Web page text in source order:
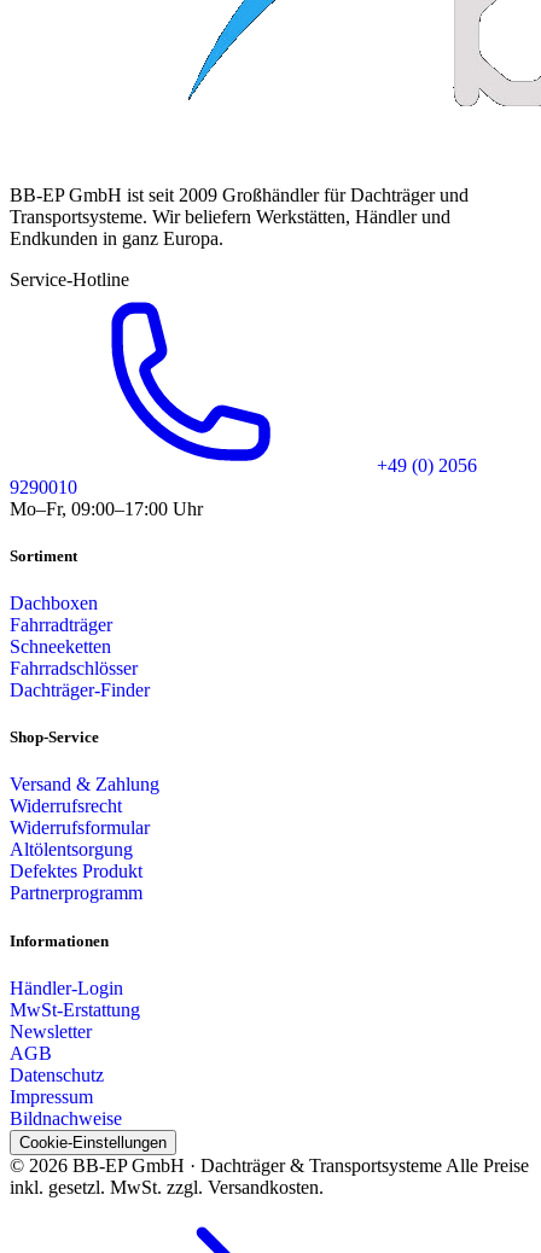
BB-EP GmbH ist seit 2009 Großhändler für Dachträger und
Transportsysteme. Wir beliefern Werkstätten, Händler und
Endkunden in ganz Europa.
Service-Hotline
+49 (0) 2056
9290010
Mo–Fr, 09:00–17:00 Uhr
Sortiment
Dachboxen
Fahrradträger
Schneeketten
Fahrradschlösser
Dachträger-Finder
Shop-Service
Versand & Zahlung
Widerrufsrecht
Widerrufsformular
Altölentsorgung
Defektes Produkt
Partnerprogramm
Informationen
Händler-Login
MwSt-Erstattung
Newsletter
AGB
Datenschutz
Impressum
Bildnachweise
Cookie-Einstellungen
© 2026 BB-EP GmbH · Dachträger & Transportsysteme Alle Preise
inkl. gesetzl. MwSt. zzgl. Versandkosten.